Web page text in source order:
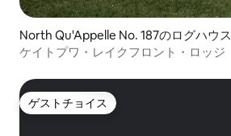
North Qu'Appelle No. 187のログハウス
ケイトプワ・レイクフロント・ロッジ
ゲストチョイス
ゲストチョイス